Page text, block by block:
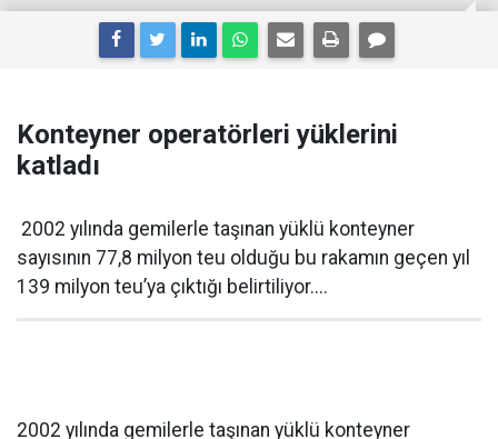
Konteyner operatörleri yüklerini
katladı
2002 yılında gemilerle taşınan yüklü konteyner
sayısının 77,8 milyon teu olduğu bu rakamın geçen yıl
139 milyon teu’ya çıktığı belirtiliyor....
2002 yılında gemilerle taşınan yüklü konteyner